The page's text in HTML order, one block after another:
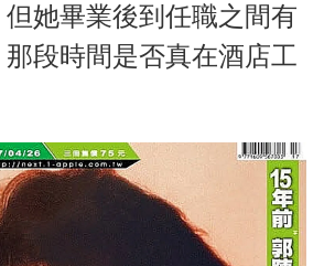
她畢業後到任職之間有
段時間是否真在酒店工